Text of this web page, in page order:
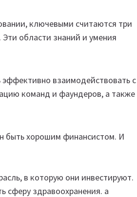
ключевыми считаются три
области знаний и умения
взаимодействовать с
команд и фаундеров, а также
быть хорошим финансистом. И
в которую они инвестируют.
сферу здравоохранения. а